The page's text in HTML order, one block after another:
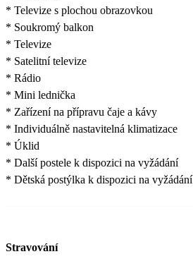
* Televize s plochou obrazovkou
* Soukromý balkon
* Televize
* Satelitní televize
* Rádio
* Mini lednička
* Zařízení na přípravu čaje a kávy
* Individuálně nastavitelná klimatizace
* Úklid
* Další postele k dispozici na vyžádání
* Dětská postýlka k dispozici na vyžádání
Stravování